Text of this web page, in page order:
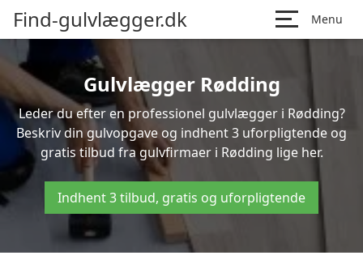
Find-gulvlægger.dk Menu
Gulvlægger Rødding
Leder du efter en professionel gulvlægger i Rødding?
Beskriv din gulvopgave og indhent 3 uforpligtende og
gratis tilbud fra gulvfirmaer i Rødding lige her.
Indhent 3 tilbud, gratis og uforpligtende